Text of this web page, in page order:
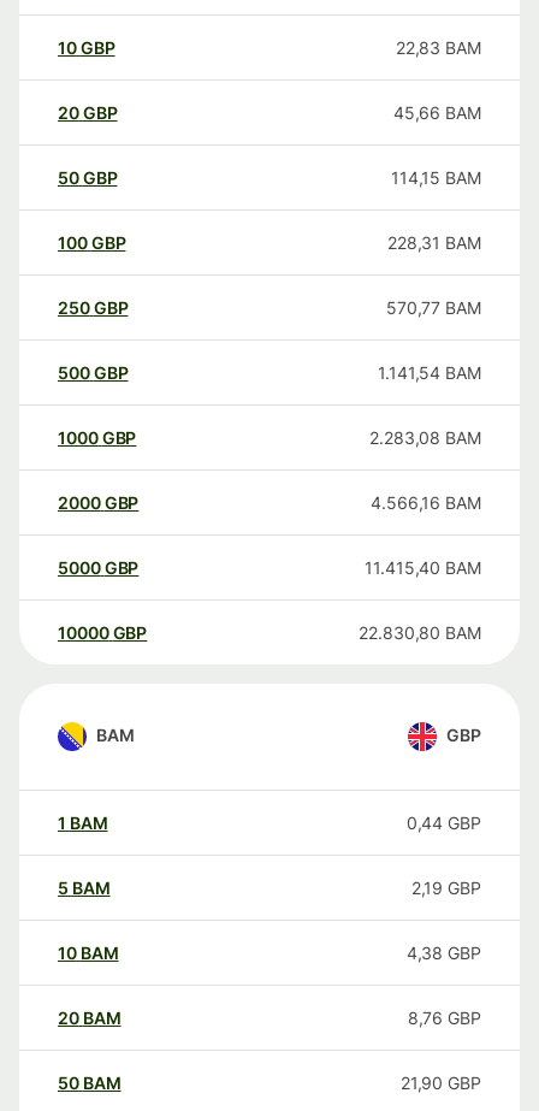
10GBP 22,83 BAM
20GBP 45,66 BAM
50GBP 114,15 BAM
100GBP 228,31 BAM
250GBP 570,77 BAM
500GBP 1.141,54 BAM
1000GBP 2.283,08 BAM
2000GBP 4.566,16 BAM
5000GBP 11.415,40 BAM
10000 GBP 22.830,80 BAM
BAM GBP
1 BAM 0,44 GBP
5 BAM 2,19 GBP
10 BAM 4,38 GBP
20 BAM 8,76 GBP
50 BAM 21,90 GBP